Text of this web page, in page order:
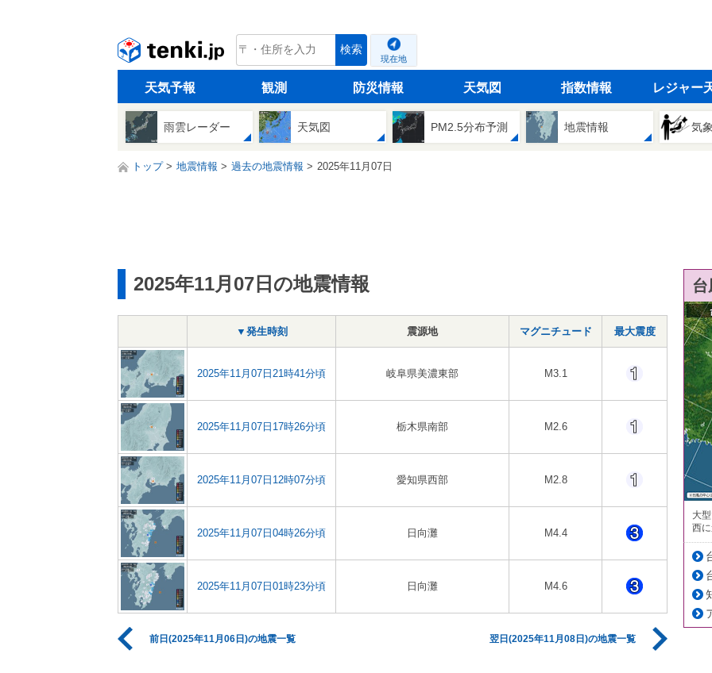
tenki.jp 検索
現在地
天気予報 観測 防災情報 天気図 指数情報 レジャー
雨雲レーダー 天気図 PM2.5分布予測 地震情報 気
トップ 地震情報 過去の地震情報 2025年11月07日
2025年11月07日の地震情報
▼発生時刻 震源地 マグニチュード 最大震度
2025年11月07日21時41分頃 岐阜県美濃東部 M3.1
2025年11月07日17時26分頃 栃木県南部 M2.6
2025年11月07日12時07分頃 愛知県西部 M2.8
2025年11月07日04時26分頃 日向灘 M4.4
2025年11月07日01時23分頃 日向灘 M4.6
前日(2025年11月06日)の地震一覧 翌日(2025年11月08日)の地震一覧
大
西